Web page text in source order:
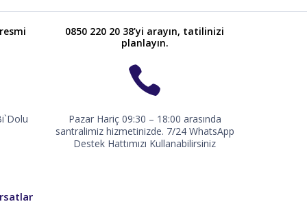
0850 220 20 38’yi arayın, tatilinizi
planlayın.
Pazar Hariç 09:30 – 18:00 arasında
santralimiz hizmetinizde. 7/24 WhatsApp
Destek Hattımızı Kullanabilirsiniz